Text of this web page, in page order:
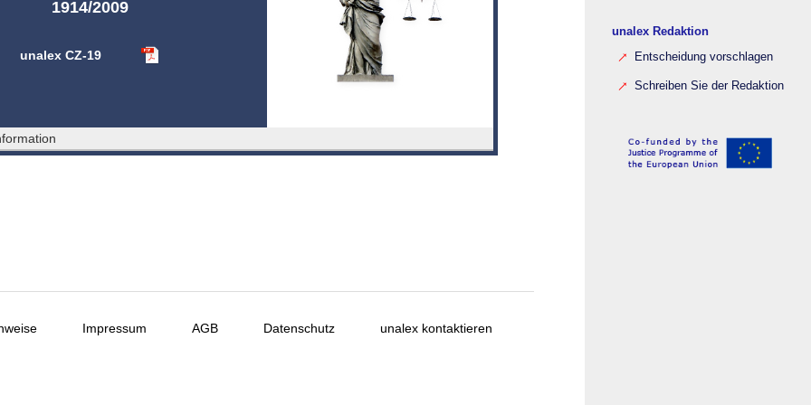
unalex Redaktion
Entscheidung vorschlagen
Schreiben Sie der Redaktion
1914/2009
unalex CZ-19
Impressum AGB Datenschutz unalex kontaktieren